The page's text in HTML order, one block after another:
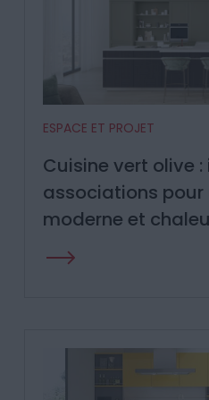
ESPACE ET PROJET
Cuisine vert olive
associations pour
moderne et